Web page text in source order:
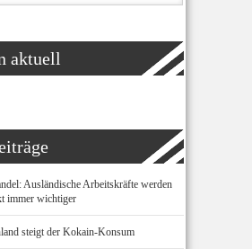
aktuell
Ausländische Arbeitskräfte werden
immer wichtiger
steigt der Kokain-Konsum